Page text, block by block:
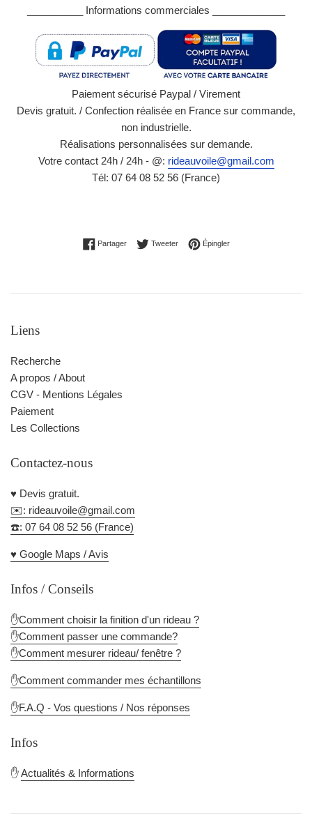
__________ Informations commerciales _____________
Paiement sécurisé Paypal / Virement
Devis gratuit. / Confection réalisée en France sur commande,
non industrielle.
Réalisations personnalisées sur demande.
Votre contact 24h / 24h - @: rideauvoile@gmail.com
Tél: 07 64 08 52 56 (France)
PartagerPartager sur Facebook
TweeterTweeter sur Twitter
ÉpinglerÉpingler sur Pinterest
Liens
Recherche
A propos / About
CGV - Mentions Légales
Paiement
Les Collections
Contactez-nous
♥️ Devis gratuit.
✉️: rideauvoile@gmail.com
☎️: 07 64 08 52 56 (France)
♥️ Google Maps / Avis
Infos / Conseils
✋Comment choisir la finition d'un rideau ?
✋Comment passer une commande?
✋Comment mesurer rideau/ fenêtre ?
✋Comment commander mes échantillons
✋F.A.Q - Vos questions / Nos réponses
Infos
✋Actualités & Informations